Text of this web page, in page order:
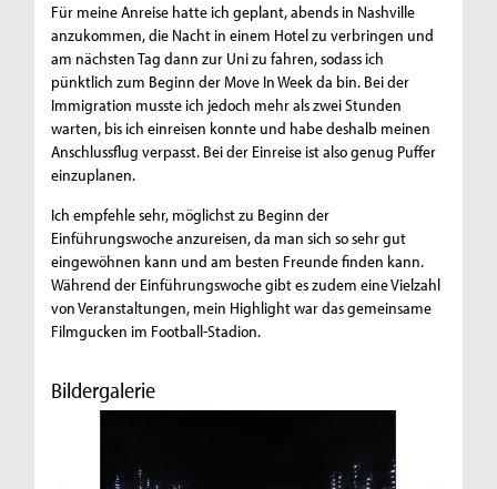
Für meine Anreise hatte ich geplant, abends in Nashville
anzukommen, die Nacht in einem Hotel zu verbringen und
am nächsten Tag dann zur Uni zu fahren, sodass ich
pünktlich zum Beginn der Move In Week da bin. Bei der
Immigration musste ich jedoch mehr als zwei Stunden
warten, bis ich einreisen konnte und habe deshalb meinen
Anschlussflug verpasst. Bei der Einreise ist also genug Puffer
einzuplanen.
Ich empfehle sehr, möglichst zu Beginn der
Einführungswoche anzureisen, da man sich so sehr gut
eingewöhnen kann und am besten Freunde finden kann.
Während der Einführungswoche gibt es zudem eine Vielzahl
von Veranstaltungen, mein Highlight war das gemeinsame
Filmgucken im Football-Stadion.
Bildergalerie